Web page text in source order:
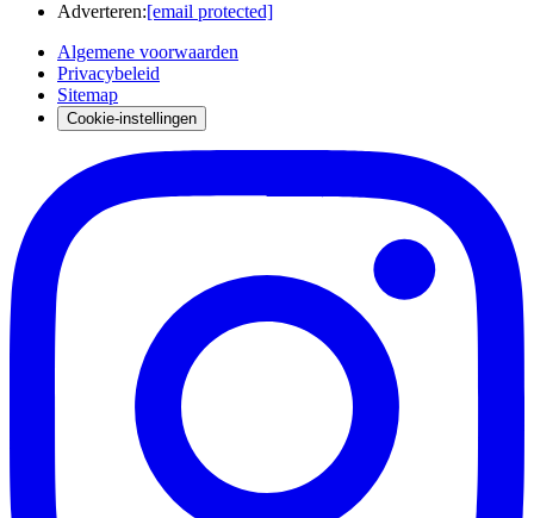
Adverteren:[email protected]
Algemene voorwaarden
Privacybeleid
Sitemap
Cookie-instellingen